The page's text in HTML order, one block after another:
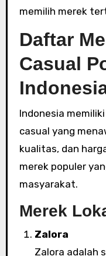
memilih merek
Daftar
Casual
Indonesia
casual yang
kualitas, dan
merek populer
masyarakat.
Merek
Zalora
Zalora adalah